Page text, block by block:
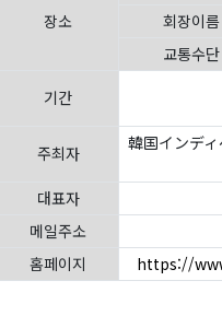
장소
회장이름
교통수단
기간
주최자
韓国インデ
대표자
메일주소
홈페이지
https://